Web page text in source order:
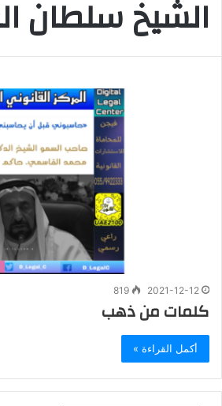
الشيخ سلطان
2021-12-12
819
كلمات من ذهب
أكمل القراءة »